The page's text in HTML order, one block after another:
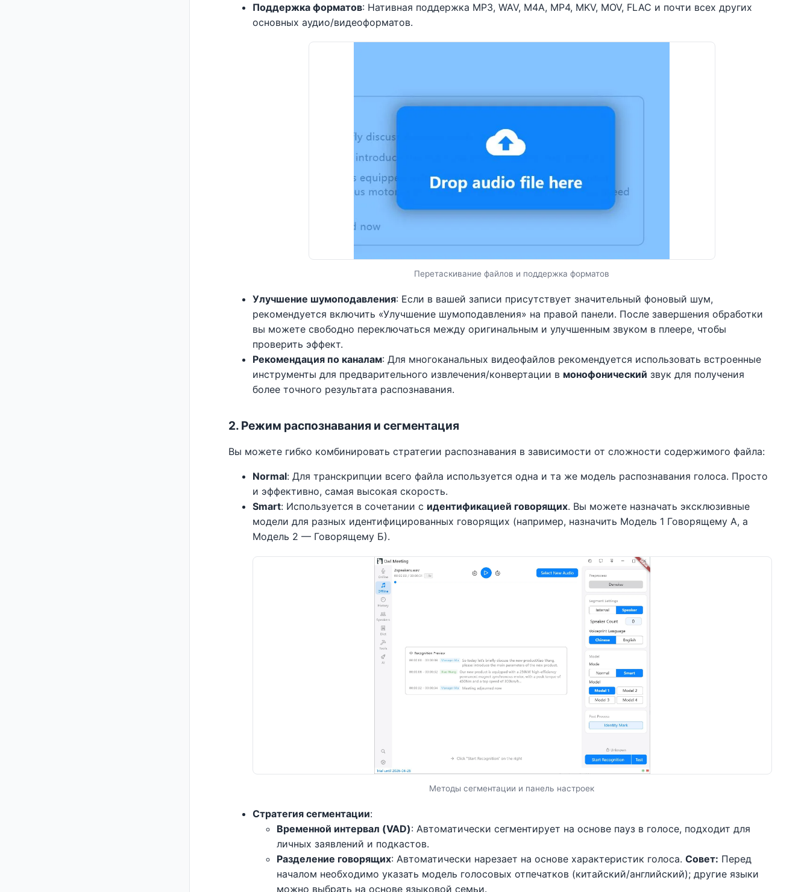
Поддержка форматов: Нативная поддержка MP3, WAV, M4A, MP4, MKV, MOV, FLAC и почти всех других
основных аудио/видеоформатов.
Перетаскивание файлов и поддержка форматов
Улучшение шумоподавления: Если в вашей записи присутствует значительный фоновый шум,
рекомендуется включить «Улучшение шумоподавления» на правой панели. После завершения обработки
вы можете свободно переключаться между оригинальным и улучшенным звуком в плеере, чтобы
проверить эффект.
Рекомендация по каналам: Для многоканальных видеофайлов рекомендуется использовать встроенные
инструменты для предварительного извлечения/конвертации в монофонический звук для получения
более точного результата распознавания.
2. Режим распознавания и сегментация
Вы можете гибко комбинировать стратегии распознавания в зависимости от сложности содержимого файла:
Normal: Для транскрипции всего файла используется одна и та же модель распознавания голоса. Просто
и эффективно, самая высокая скорость.
Smart: Используется в сочетании с идентификацией говорящих. Вы можете назначать эксклюзивные
модели для разных идентифицированных говорящих (например, назначить Модель 1 Говорящему А, а
Модель 2 — Говорящему Б).
Методы сегментации и панель настроек
Стратегия сегментации:
Временной интервал (VAD): Автоматически сегментирует на основе пауз в голосе, подходит для
личных заявлений и подкастов.
Разделение говорящих: Автоматически нарезает на основе характеристик голоса. Совет: Перед
началом необходимо указать модель голосовых отпечатков (китайский/английский); другие языки
можно выбрать на основе языковой семьи.